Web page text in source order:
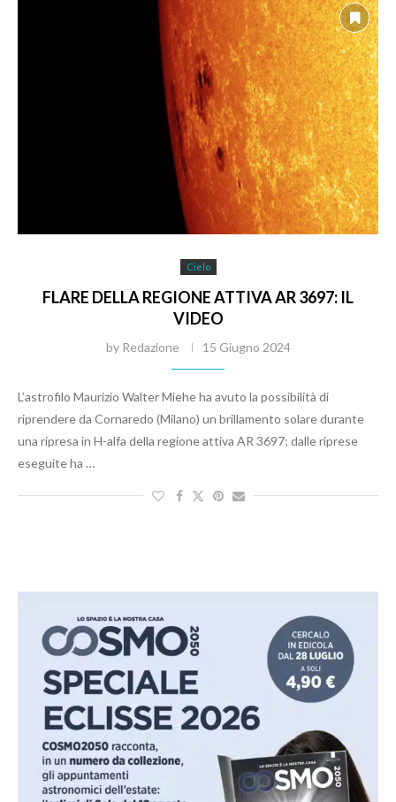
Cielo
FLARE DELLA REGIONE ATTIVA AR 3697: IL
VIDEO
by Redazione 15 Giugno 2024
L’astrofilo Maurizio Walter Miehe ha avuto la possibilità di
riprendere da Cornaredo (Milano) un brillamento solare durante
una ripresa in H-alfa della regione attiva AR 3697; dalle riprese
eseguite ha …